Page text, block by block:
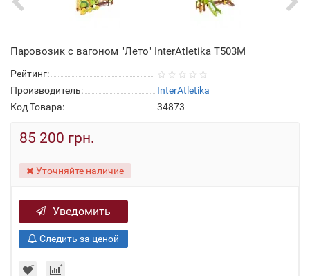
Паровозик с вагоном "Лето" InterAtletika T503М
Рейтинг:
Производитель:
InterAtletika
Код Товара:
34873
85 200 грн.
Уточняйте наличие
Уведомить
Следить за ценой